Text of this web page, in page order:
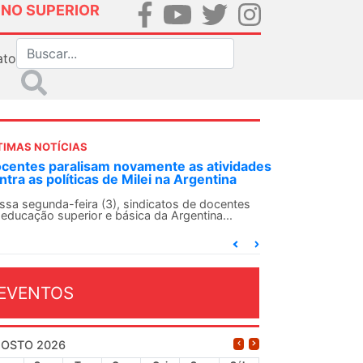
SUPERIOR
NOTÍCIAS
SN convoca docentes para Dia de
Internacionalista com Cuba em
de agosto
SN conclama suas seções sindicais e o